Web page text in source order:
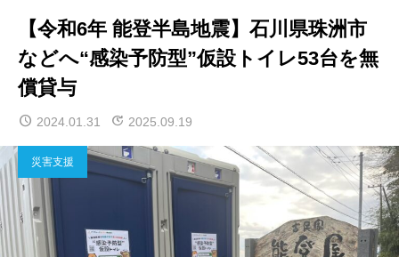
【令和6年 能登半島地震】石川県珠洲市
などへ“感染予防型”仮設トイレ53台を無
償貸与
2024.01.31 2025.09.19
災害支援